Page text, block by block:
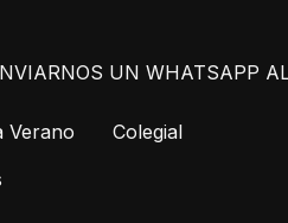
UN WHATSAPP
Verano
Colegial